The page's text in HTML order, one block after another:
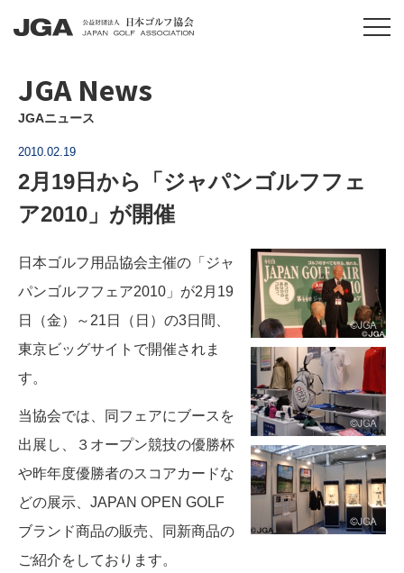
JGA News
JGAニュース
2010.02.19
2月19日から「ジャパンゴルフフェ
ア2010」が開催
日本ゴルフ用品協会主催の「ジャ
パンゴルフフェア2010」が2月19
日（金）～21日（日）の3日間、
東京ビッグサイトで開催されま
す。
当協会では、同フェアにブースを
出展し、３オープン競技の優勝杯
や昨年度優勝者のスコアカードな
どの展示、JAPAN OPEN GOLF
ブランド商品の販売、同新商品の
ご紹介をしております。